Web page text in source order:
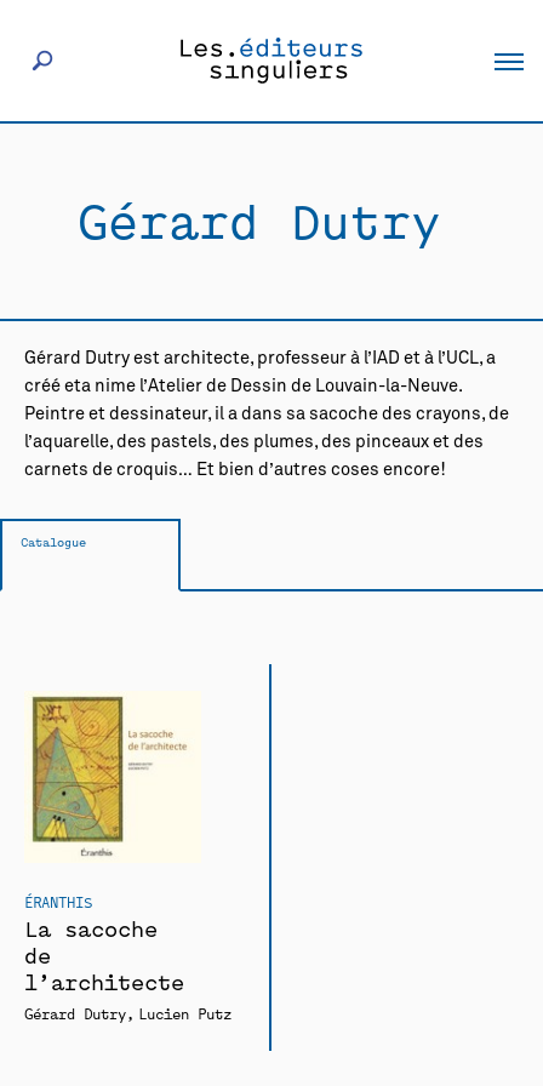
Éditeurs
Actualités
Rencontres
Gérard Dutry
Gérard Dutry est architecte, professeur à l’IAD et à l’UCL, a
créé eta nime l’Atelier de Dessin de Louvain-la-Neuve.
Peintre et dessinateur, il a dans sa sacoche des crayons, de
l’aquarelle, des pastels, des plumes, des pinceaux et des
carnets de croquis… Et bien d’autres coses encore!
Catalogue
ÉRANTHIS
La sacoche
de
l’architecte
Gérard Dutry Lucien Putz